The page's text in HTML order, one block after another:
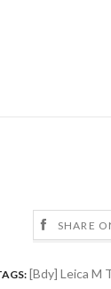
SHARE
[Bdy] Leica M